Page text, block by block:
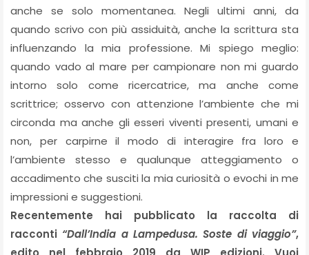
anche se solo momentanea. Negli ultimi anni, da
quando scrivo con più assiduità, anche la scrittura sta
influenzando la mia professione. Mi spiego meglio:
quando vado al mare per campionare non mi guardo
intorno solo come ricercatrice, ma anche come
scrittrice; osservo con attenzione l’ambiente che mi
circonda ma anche gli esseri viventi presenti, umani e
non, per carpirne il modo di interagire fra loro e
l’ambiente stesso e qualunque atteggiamento o
accadimento che susciti la mia curiosità o evochi in me
impressioni e suggestioni.
Recentemente hai pubblicato la raccolta di
racconti “Dall’India a Lampedusa. Soste di viaggio”,